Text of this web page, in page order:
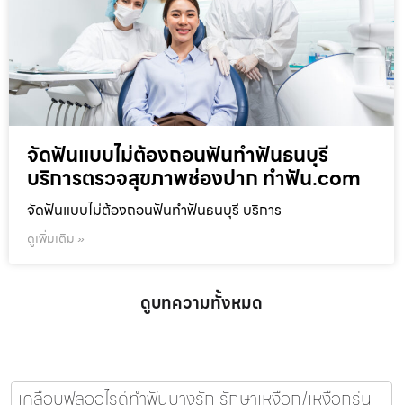
จัดฟันแบบไม่ต้องถอนฟันทำฟันธนบุรี
บริการตรวจสุขภาพช่องปาก ทำฟัน.com
จัดฟันแบบไม่ต้องถอนฟันทำฟันธนบุรี บริการ
ดูเพิ่มเติม »
ดูบทความทั้งหมด
เคลือบฟลูออไรด์ทำฟันบางรัก รักษาเหงือก/เหงือกร่น